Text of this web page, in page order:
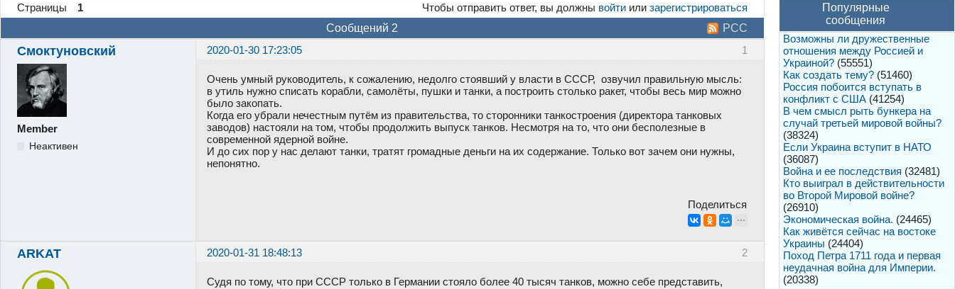
Страницы 1 Чтобы отправить ответ, вы должны войти илизарегистрироваться
РСС
Сообщений 2
1
Смоктуновский 2020-01-30 17:23:05
Member
Неактивен
Очень умный руководитель, к сожалению, недолго стоявший у власти в СССР, озвучил правильную мысль:
в утиль нужно списать корабли, самолёты, пушки и танки, а построить столько ракет, чтобы весь мир можно
было закопать.
Когда его убрали нечестным путём из правительства, то сторонники танкостроения (директора танковых
заводов) настояли на том, чтобы продолжить выпуск танков. Несмотря на то, что они бесполезные в
современной ядерной войне.
И до сих пор у нас делают танки, тратят громадные деньги на их содержание. Только вот зачем они нужны,
непонятно.
Поделиться
2
ARKAT 2020-01-31 18:48:13
Судя по тому, что при СССР только в Германии стояло более 40 тысяч танков, можно себе представить,
Популярные
сообщения
Возможны ли дружественные
отношения между Россией и
Украиной? (55551)
Как создать тему? (51460)
Россия побоится вступать в
конфликт с США (41254)
В чем смысл рыть бункера на
случай третьей мировой войны?
(38324)
Если Украина вступит в НАТО
(36087)
Война и ее последствия (32481)
Кто выиграл в действительности
во Второй Мировой войне?
(26910)
Экономическая война. (24465)
Как живётся сейчас на востоке
Украины (24404)
Поход Петра 1711 года и первая
неудачная война для Империи.
(20338)